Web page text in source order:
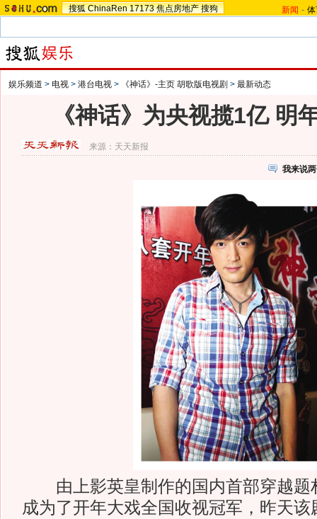
搜狐 ChinaRen 17173 焦点房地产 搜狗 新闻 -
娱乐频道 > 电视 > 港台电视 > 《神话》-主页 胡歌版电视剧 > 最新动态
《神话》为央视揽1亿 明
来源： 天天新报
我来说
由上影英皇制作的国内首部穿越题
成为了开年大戏全国收视冠军，昨天